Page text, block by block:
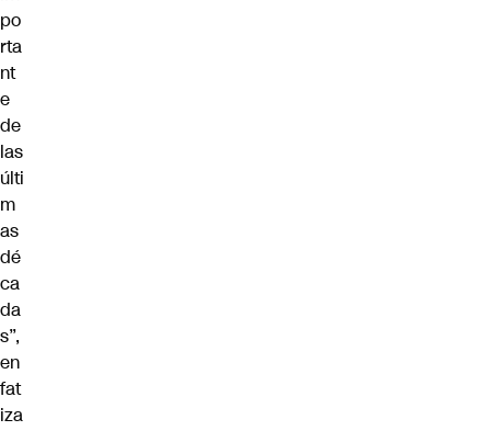
po
rta
nt
e
de
las
últi
m
as
dé
ca
da
s”,
en
fat
iza